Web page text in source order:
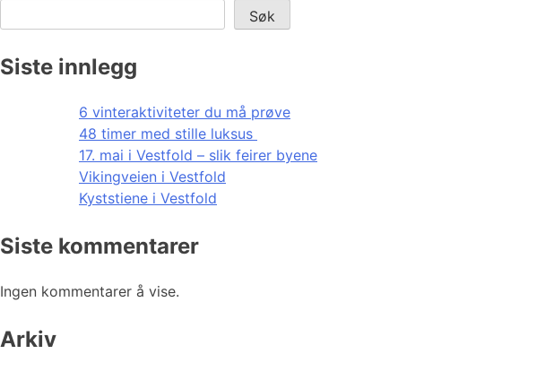
Søk
Siste innlegg
6 vinteraktiviteter du må prøve
48 timer med stille luksus
17. mai i Vestfold – slik feirer byene
Vikingveien i Vestfold
Kyststiene i Vestfold
Siste kommentarer
Ingen kommentarer å vise.
Arkiv